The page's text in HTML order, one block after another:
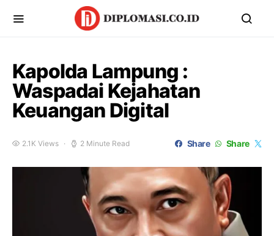
Kapolda Lampung :
Waspadai Kejahatan
Keuangan Digital
2.1K Views 2 Minute Read Share Share